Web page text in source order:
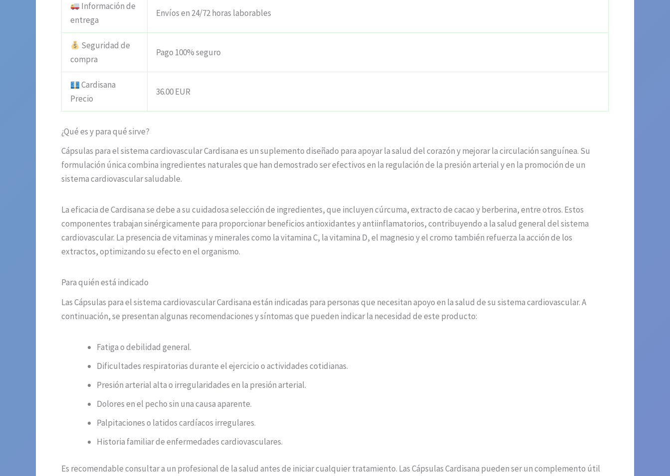
Información de
entrega
Envíos en 24/72 horas laborables
Seguridad de
compra
Pago 100% seguro
Cardisana
Precio
36.00 EUR
¿Qué es y para qué sirve?
Cápsulas para el sistema cardiovascular Cardisana es un suplemento diseñado para apoyar la salud del corazón y mejorar la circulación sanguínea. Su
formulación única combina ingredientes naturales que han demostrado ser efectivos en la regulación de la presión arterial y en la promoción de un
sistema cardiovascular saludable.
La eficacia de Cardisana se debe a su cuidadosa selección de ingredientes, que incluyen cúrcuma, extracto de cacao y berberina, entre otros. Estos
componentes trabajan sinérgicamente para proporcionar beneficios antioxidantes y antiinflamatorios, contribuyendo a la salud general del sistema
cardiovascular. La presencia de vitaminas y minerales como la vitamina C, la vitamina D, el magnesio y el cromo también refuerza la acción de los
extractos, optimizando su efecto en el organismo.
Para quién está indicado
Las Cápsulas para el sistema cardiovascular Cardisana están indicadas para personas que necesitan apoyo en la salud de su sistema cardiovascular. A
continuación, se presentan algunas recomendaciones y síntomas que pueden indicar la necesidad de este producto:
Fatiga o debilidad general.
Dificultades respiratorias durante el ejercicio o actividades cotidianas.
Presión arterial alta o irregularidades en la presión arterial.
Dolores en el pecho sin una causa aparente.
Palpitaciones o latidos cardíacos irregulares.
Historia familiar de enfermedades cardiovasculares.
Es recomendable consultar a un profesional de la salud antes de iniciar cualquier tratamiento. Las Cápsulas Cardisana pueden ser un complemento útil